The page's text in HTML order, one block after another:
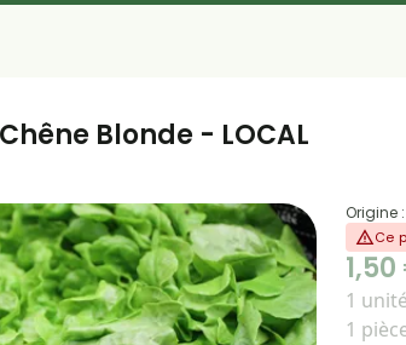
Blonde - LOCAL
Origine
Ce
1
1